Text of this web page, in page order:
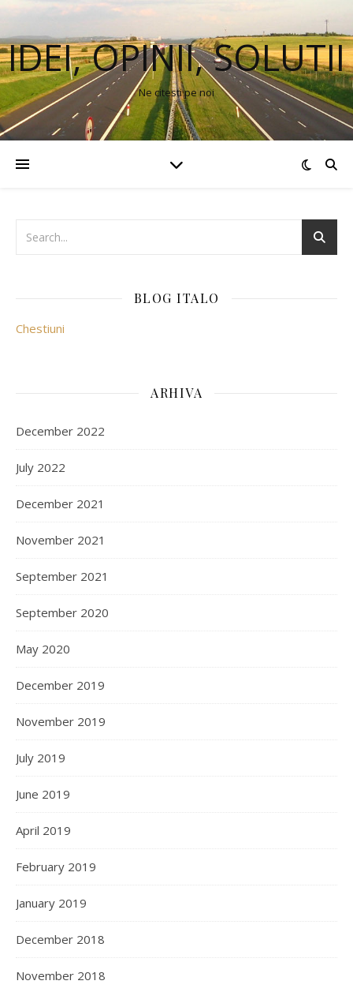
IDEI, OPINII, SOLUTII
Ne citesti pe noi
BLOG ITALO
Chestiuni
ARHIVA
December 2022
July 2022
December 2021
November 2021
September 2021
September 2020
May 2020
December 2019
November 2019
July 2019
June 2019
April 2019
February 2019
January 2019
December 2018
November 2018